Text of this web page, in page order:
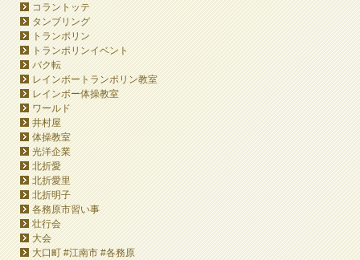
コラントッテ
タンブリング
トランポリン
トランポリンイベント
バク転
レインボートランポリン教室
レインボー体操教室
ワールド
井村屋
体操教室
光洋企業
北折愛
北折愛里
北折明子
各務原市習い事
壮行会
大会
大口町 #江南市 #各務原